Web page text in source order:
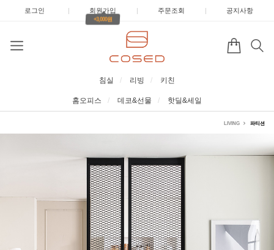
로그인 | 회원가입 |
+3,000원
주문조회 | 공지사항
침실 리빙 키친
홈오피스 데코&선물 핫딜&세일
LIVING 파티션